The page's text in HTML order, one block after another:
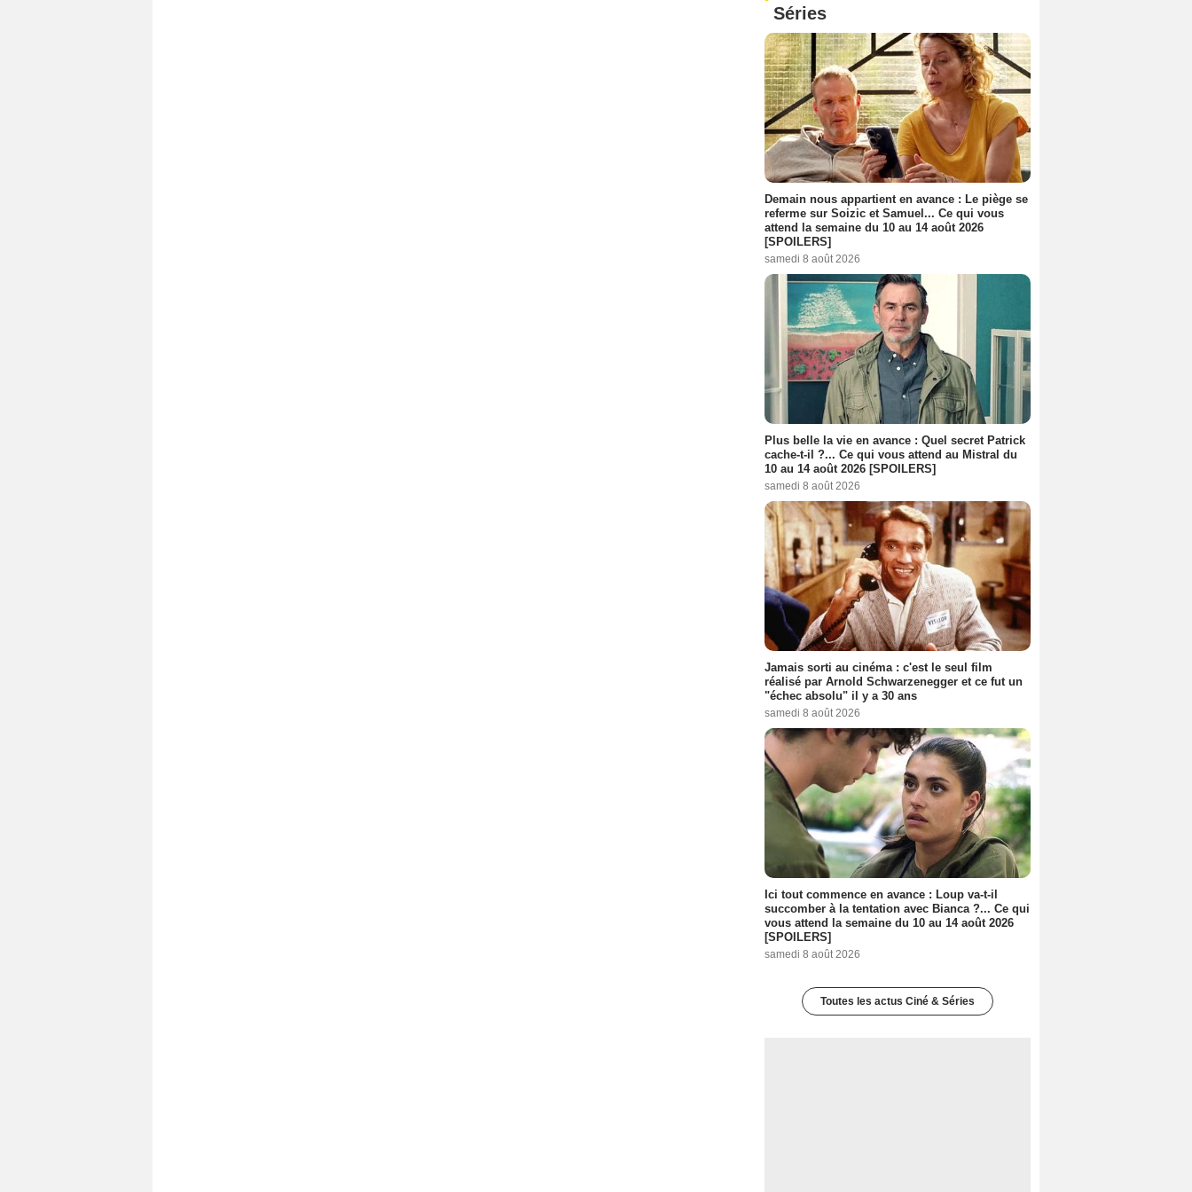
Séries
Demain nous appartient en avance : Le piège se
referme sur Soizic et Samuel... Ce qui vous
attend la semaine du 10 au 14 août 2026
[SPOILERS]
samedi 8 août 2026
Plus belle la vie en avance : Quel secret Patrick
cache-t-il ?... Ce qui vous attend au Mistral du
10 au 14 août 2026 [SPOILERS]
samedi 8 août 2026
Jamais sorti au cinéma : c'est le seul film
réalisé par Arnold Schwarzenegger et ce fut un
"échec absolu" il y a 30 ans
samedi 8 août 2026
Ici tout commence en avance : Loup va-t-il
succomber à la tentation avec Bianca ?... Ce qui
vous attend la semaine du 10 au 14 août 2026
[SPOILERS]
samedi 8 août 2026
Toutes les actus Ciné & Séries